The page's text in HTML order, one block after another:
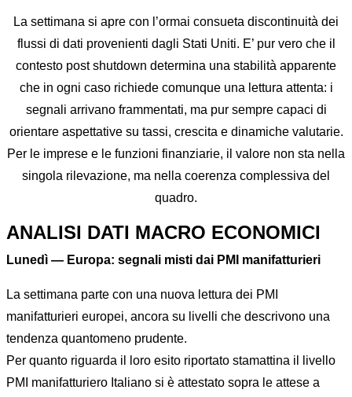
La settimana si apre con l’ormai consueta discontinuità dei
flussi di dati provenienti dagli Stati Uniti. E’ pur vero che il
contesto post shutdown determina una stabilità apparente
che in ogni caso richiede comunque una lettura attenta: i
segnali arrivano frammentati, ma pur sempre capaci di
orientare aspettative su tassi, crescita e dinamiche valutarie.
Per le imprese e le funzioni finanziarie, il valore non sta nella
singola rilevazione, ma nella coerenza complessiva del
quadro.
ANALISI DATI MACRO ECONOMICI
Lunedì — Europa: segnali misti dai PMI manifatturieri
La settimana parte con una nuova lettura dei PMI
manifatturieri europei, ancora su livelli che descrivono una
tendenza quantomeno prudente.
Per quanto riguarda il loro esito riportato stamattina il livello
PMI manifatturiero Italiano si è attestato sopra le attese a